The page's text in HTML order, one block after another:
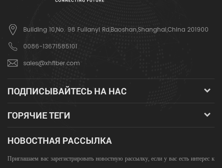
Building 10,No. 98 Fulianyi Rd,Baoshan,Shanghai,China 201900
0086-13671585101
sales@xhfiber.com
ПОДПИСЫВАЙТЕСЬ НА НАС
ГОРЯЧИЕ ТЕГИ
НОВОСТНАЯ РАССЫЛКА
Приглашаем вас зарегистрировать новостную рассылку, если у вас есть интерес к